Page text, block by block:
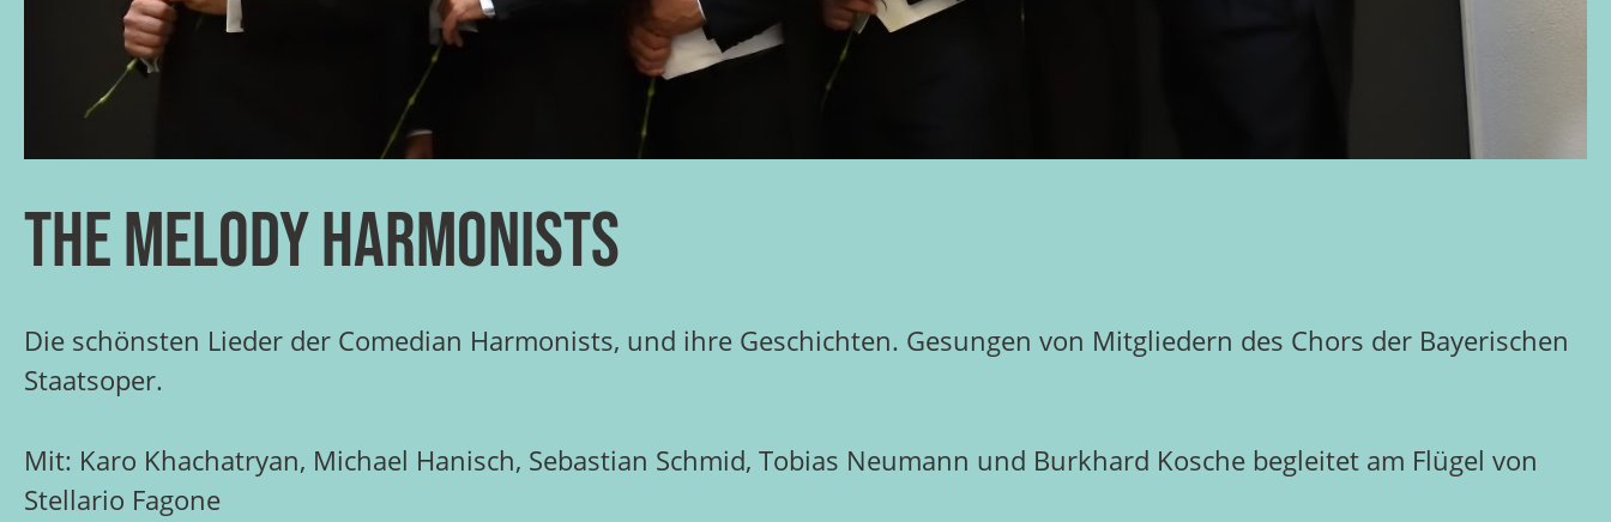
The Melody Harmonists
Die schönsten Lieder der Comedian Harmonists, und ihre Geschichten. Gesungen von Mitgliedern des Chors der Bayerischen
Staatsoper.
Mit: Karo Khachatryan, Michael Hanisch, Sebastian Schmid, Tobias Neumann und Burkhard Kosche begleitet am Flügel von
Stellario Fagone